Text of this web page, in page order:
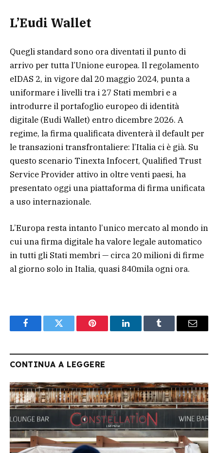
L’Eudi Wallet
Quegli standard sono ora diventati il punto di
arrivo per tutta l’Unione europea. Il regolamento
eIDAS 2, in vigore dal 20 maggio 2024, punta a
uniformare i livelli tra i 27 Stati membri e a
introdurre il portafoglio europeo di identità
digitale (Eudi Wallet) entro dicembre 2026. A
regime, la firma qualificata diventerà il default per
le transazioni transfrontaliere: l’Italia ci è già. Su
questo scenario Tinexta Infocert, Qualified Trust
Service Provider attivo in oltre venti paesi, ha
presentato oggi una piattaforma di firma unificata
a uso internazionale.
L’Europa resta intanto l’unico mercato al mondo in
cui una firma digitale ha valore legale automatico
in tutti gli Stati membri — circa 20 milioni di firme
al giorno solo in Italia, quasi 840mila ogni ora.
FacebookTwitter Pinterest LinkedInTumblr Email
CONTINUA A LEGGERE